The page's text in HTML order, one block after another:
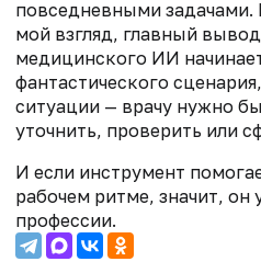
повседневными
мой взгляд, главный
медицинского ИИ
фантастического
ситуации — врачу нужно
уточнить, проверить или
И если инструмент
рабочем ритме, значит, он
профессии.